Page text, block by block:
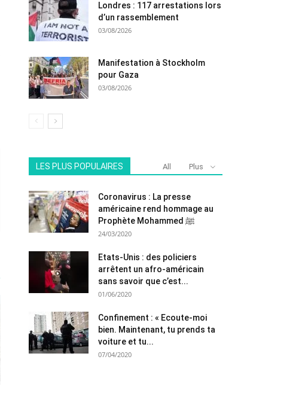
Londres : 117 arrestations lors
d’un rassemblement
03/08/2026
Manifestation à Stockholm
pour Gaza
03/08/2026
LES PLUS POPULAIRES All Plus
Coronavirus : La presse
américaine rend hommage au
Prophète Mohammed ﷺ
24/03/2020
Etats-Unis : des policiers
arrêtent un afro-américain
sans savoir que c’est...
01/06/2020
Confinement : « Ecoute-moi
bien. Maintenant, tu prends ta
voiture et tu...
07/04/2020